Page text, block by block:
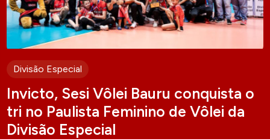
Divisão Especial
Invicto, Sesi Vôlei Bauru conquista o
tri no Paulista Feminino de Vôlei da
Divisão Especial